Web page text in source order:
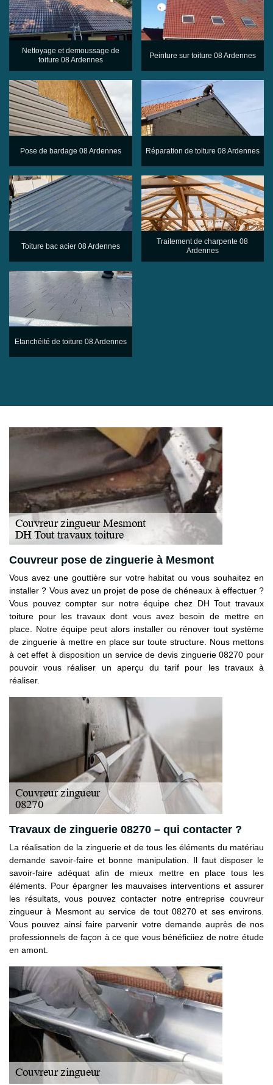
Nettoyage et demoussage de
toiture 08 Ardennes
Peinture sur toiture 08 Ardennes
Pose de bardage 08 Ardennes Réparation de toiture 08 Ardennes
Toiture bac acier 08 Ardennes
Traitement de charpente 08
Ardennes
Etanchéité de toiture 08 Ardennes
Couvreur pose de zinguerie à Mesmont
Vous avez une gouttière sur votre habitat ou vous souhaitez en
installer ? Vous avez un projet de pose de chéneaux à effectuer ?
Vous pouvez compter sur notre équipe chez DH Tout travaux
toiture pour les travaux dont vous avez besoin de mettre en
place. Notre équipe peut alors installer ou rénover tout système
de zinguerie à mettre en place sur toute structure. Nous mettons
à cet effet à disposition un service de devis zinguerie 08270 pour
pouvoir vous réaliser un aperçu du tarif pour les travaux à
réaliser.
Travaux de zinguerie 08270 – qui contacter ?
La réalisation de la zinguerie et de tous les éléments du matériau
demande savoir-faire et bonne manipulation. Il faut disposer le
savoir-faire adéquat afin de mieux mettre en place tous les
éléments. Pour épargner les mauvaises interventions et assurer
les résultats, vous pouvez contacter notre entreprise couvreur
zingueur à Mesmont au service de tout 08270 et ses environs.
Vous pouvez ainsi faire parvenir votre demande auprès de nos
professionnels de façon à ce que vous bénéficiiez de notre étude
en amont.